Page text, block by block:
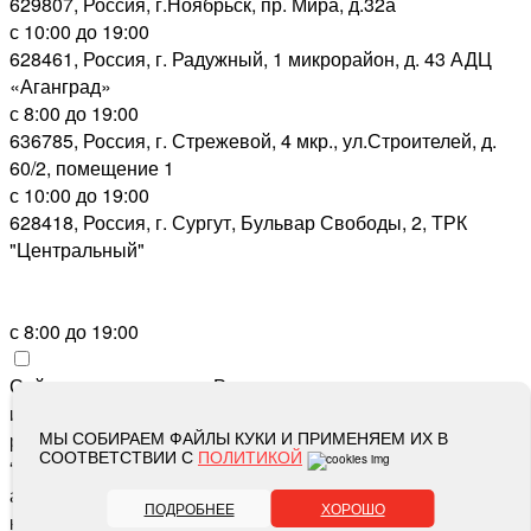
с 10:00 до 19:00
628461, Россия, г. Радужный, 1 микрорайон, д. 43 АДЦ
«Аганград»
с 8:00 до 19:00
636785, Россия, г. Стрежевой, 4 мкр., ул.Строителей, д.
60/2, помещение 1
с 10:00 до 19:00
628418, Россия, г. Сургут, Бульвар Свободы, 2, ТРК
"Центральный"
с 8:00 до 19:00
Сайт зарегистрирован Роскомнадзором как сетевое
издание «Метросеть» 13.12.2017, свидетельство о
регистрации СМИ ЭЛ № ФС 77-71864, учредитель: ООО
“Метросеть“, главный редактор: Ермошин С.Н.,
адрес электронной почты редакции:editor@metro-set.ru
номер телефона редакции:
(3466) 67-89-11
МЫ СОБИРАЕМ ФАЙЛЫ КУКИ И ПРИМЕНЯЕМ ИХ В
СООТВЕТСТВИИ С ПОЛИТИКОЙ
ПОДРОБНЕЕ ХОРОШО